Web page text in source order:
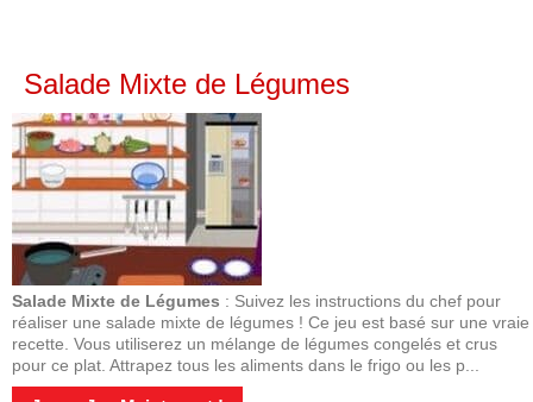
Salade Mixte de Légumes
Salade Mixte de Légumes : Suivez les instructions du chef pour
réaliser une salade mixte de légumes ! Ce jeu est basé sur une vraie
recette. Vous utiliserez un mélange de légumes congelés et crus
pour ce plat. Attrapez tous les aliments dans le frigo ou les p...